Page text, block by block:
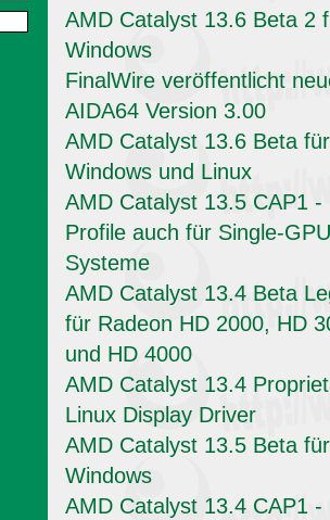
AMD Catalyst 13.6 Beta 2
Windows
FinalWire veröffentlicht
AIDA64 Version 3.00
AMD Catalyst 13.6 Beta für
Windows und Linux
AMD Catalyst 13.5 CAP1 -
Profile auch für Single-
Systeme
AMD Catalyst 13.4 Beta
für Radeon HD 2000, HD
und HD 4000
AMD Catalyst 13.4
Linux Display Driver
AMD Catalyst 13.5 Beta für
Windows
AMD Catalyst 13.4 CAP1 -